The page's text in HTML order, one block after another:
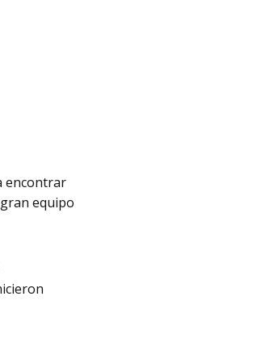
encontrar
equipo